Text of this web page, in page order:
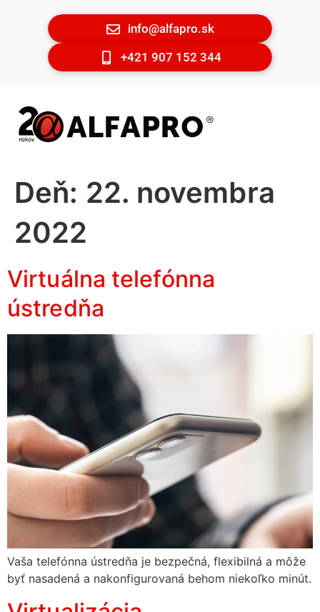
info@alfapro.sk
+421 907 152 344
Deň: 22. novembra
2022
Virtuálna telefónna
ústredňa
Vaša telefónna ústredňa je bezpečná, flexibilná a môže
byť nasadená a nakonfigurovaná behom niekoľko minút.